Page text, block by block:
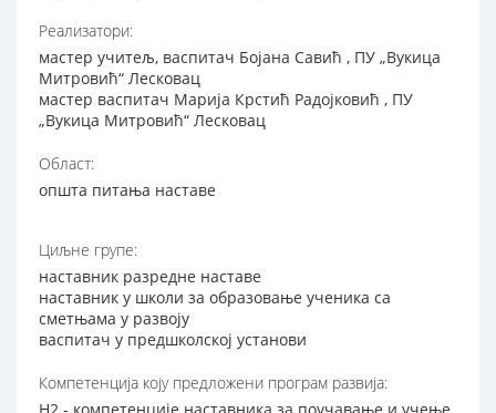
Реализатори:
мастер учитељ, васпитач Бојана Савић , ПУ „Вукица
Митровић“ Лесковац
мастер васпитач Марија Крстић Радојковић , ПУ
„Вукица Митровић“ Лесковац
Област:
општа питања наставе
Циљне групе:
наставник разредне наставе
наставник у школи за образовање ученика са
сметњама у развоју
васпитач у предшколској установи
Компетенција коју предложени програм развија: